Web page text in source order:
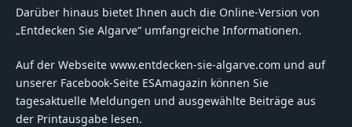
Darüber hinaus bietet Ihnen auch die Online-Version von
„Entdecken Sie Algarve“ umfangreiche Informationen.
Auf der Webseite www.entdecken-sie-algarve.com und auf
unserer Facebook-Seite ESAmagazin können Sie
tagesaktuelle Meldungen und ausgewählte Beiträge aus
der Printausgabe lesen.